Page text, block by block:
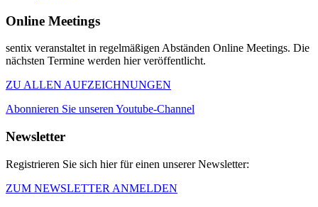
Online Meetings
sentix veranstaltet in regelmäßigen Abständen Online Meetings. Die
nächsten Termine werden hier veröffentlicht.
ZU ALLEN AUFZEICHNUNGEN
Abonnieren Sie unseren Youtube-Channel
Newsletter
Registrieren Sie sich hier für einen unserer Newsletter:
ZUM NEWSLETTER ANMELDEN